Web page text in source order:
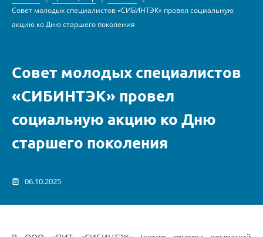
Совет молодых специалистов «СИБИНТЭК» провел социальную
акцию ко Дню старшего поколения
Совет молодых специалистов
«СИБИНТЭК» провел
социальную акцию ко Дню
старшего поколения
06.10.2025